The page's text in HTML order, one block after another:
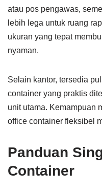
atau pos pengawas,
lebih lega untuk ruang
ukuran yang tepat
nyaman.
Selain kantor, tersedia
container yang praktis
unit utama. Kemampuan
office container fleksibel
Panduan
Container